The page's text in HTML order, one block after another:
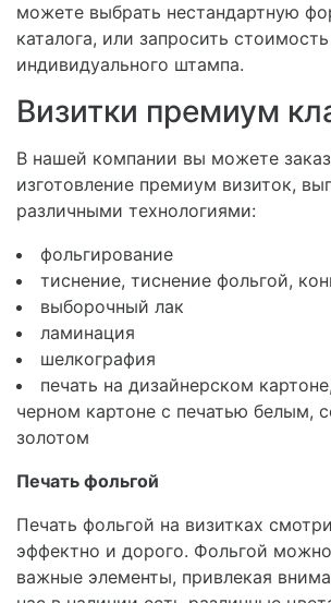
можете выбрать нестандартную
каталога, или запросить стоимость
индивидуального штампа.
Визитки премиум
В нашей компании вы можете
изготовление премиум визиток,
различными технологиями:
фольгирование
тиснение, тиснение фольгой,
выборочный лак
ламинация
шелкография
печать на дизайнерском
черном картоне с печатью белым,
золотом
Печать фольгой
Печать фольгой на визитках
эффектно и дорого. Фольгой
важные элементы, привлекая